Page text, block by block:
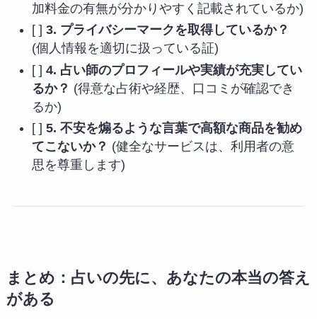
加料金の有無が分かりやすく記載されているか)
[ ] 3. プライバシーマークを取得しているか？
(個人情報を適切に扱っている証)
[ ] 4. 占い師のプロフィールや実績が充実してい
るか？ (得意な占術や経歴、口コミが確認でき
るか)
[ ] 5. 不安を煽るような言葉で高額な商品を勧め
てこないか？ (健全なサービスは、利用者の意
思を尊重します)
まとめ：占いの先に、あなたの本当の答え
がある